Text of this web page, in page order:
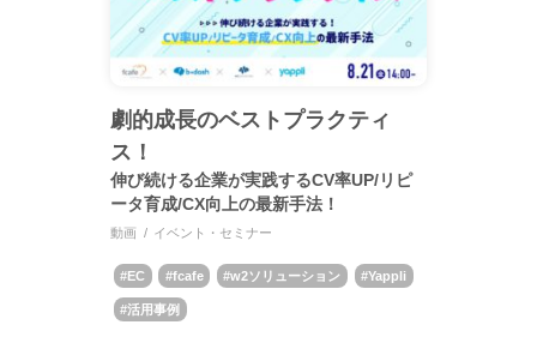
劇的成長のベストプラクティ
ス！
伸び続ける企業が実践するCV率UP/リピ
ータ育成/CX向上の最新手法！
動画 イベント・セミナー
EC fcafe w2ソリューション Yappli
活用事例